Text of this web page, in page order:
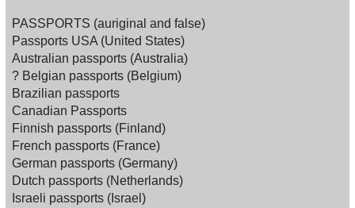
PASSPORTS (auriginal and false)
Passports USA (United States)
Australian passports (Australia)
? Belgian passports (Belgium)
Brazilian passports
Canadian Passports
Finnish passports (Finland)
French passports (France)
German passports (Germany)
Dutch passports (Netherlands)
Israeli passports (Israel)